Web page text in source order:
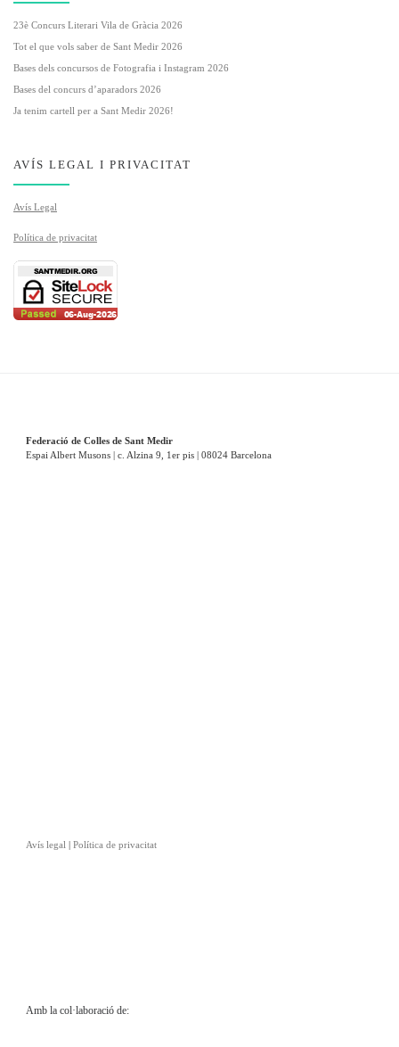
23è Concurs Literari Vila de Gràcia 2026
Tot el que vols saber de Sant Medir 2026
Bases dels concursos de Fotografia i Instagram 2026
Bases del concurs d’aparadors 2026
Ja tenim cartell per a Sant Medir 2026!
AVÍS LEGAL I PRIVACITAT
Avís Legal
Política de privacitat
Federació de Colles de Sant Medir
Espai Albert Musons | c. Alzina 9, 1er pis | 08024 Barcelona
Avís legal Política de privacitat
Amb la col·laboració de: